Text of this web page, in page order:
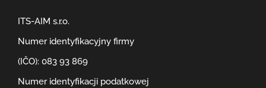
ITS-AIM s.r.o.
Numer identyfikacyjny firmy
(IČO): 083 93 869
Numer identyfikacji podatkowej